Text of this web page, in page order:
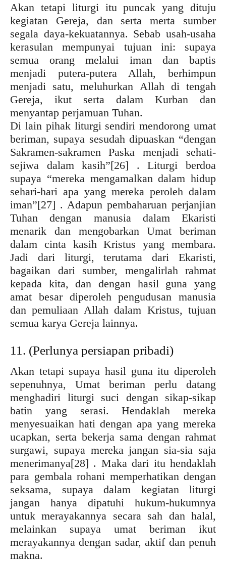
Akan tetapi liturgi itu puncak yang dituju
kegiatan Gereja, dan serta merta sumber
segala daya-kekuatannya. Sebab usah-usaha
kerasulan mempunyai tujuan ini: supaya
semua orang melalui iman dan baptis
menjadi putera-putera Allah, berhimpun
menjadi satu, meluhurkan Allah di tengah
Gereja, ikut serta dalam Kurban dan
menyantap perjamuan Tuhan.
Di lain pihak liturgi sendiri mendorong umat
beriman, supaya sesudah dipuaskan “dengan
Sakramen-sakramen Paska menjadi sehati-
sejiwa dalam kasih”[26] . Liturgi berdoa
supaya “mereka mengamalkan dalam hidup
sehari-hari apa yang mereka peroleh dalam
iman”[27] . Adapun pembaharuan perjanjian
Tuhan dengan manusia dalam Ekaristi
menarik dan mengobarkan Umat beriman
dalam cinta kasih Kristus yang membara.
Jadi dari liturgi, terutama dari Ekaristi,
bagaikan dari sumber, mengalirlah rahmat
kepada kita, dan dengan hasil guna yang
amat besar diperoleh pengudusan manusia
dan pemuliaan Allah dalam Kristus, tujuan
semua karya Gereja lainnya.
11. (Perlunya persiapan pribadi)
Akan tetapi supaya hasil guna itu diperoleh
sepenuhnya, Umat beriman perlu datang
menghadiri liturgi suci dengan sikap-sikap
batin yang serasi. Hendaklah mereka
menyesuaikan hati dengan apa yang mereka
ucapkan, serta bekerja sama dengan rahmat
surgawi, supaya mereka jangan sia-sia saja
menerimanya[28] . Maka dari itu hendaklah
para gembala rohani memperhatikan dengan
seksama, supaya dalam kegiatan liturgi
jangan hanya dipatuhi hukum-hukumnya
untuk merayakannya secara sah dan halal,
melainkan supaya umat beriman ikut
merayakannya dengan sadar, aktif dan penuh
makna.